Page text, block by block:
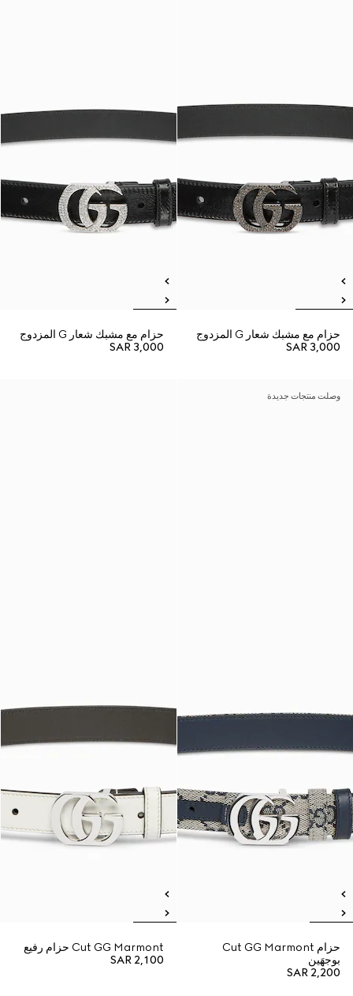
حزام مع مشبك شعار G المزدوج
SAR 3,000
حزام مع مشبك شعار G المزدوج
SAR 3,000
وصلت منتجات جديدة
حزام Cut GG Marmont
بوجهَين
SAR 2,200
Cut GG Marmont حزام رفيع
SAR 2,100